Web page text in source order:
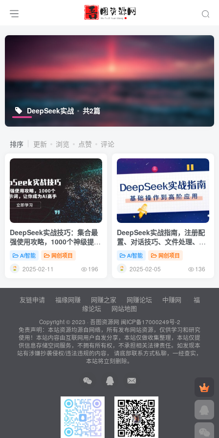
DeepSeek实战 共2篇
排序 更新 浏览 点赞 评论
DeepSeek实战技巧：集合最
强使用攻略，1000个神级提示
词，让你成为AI高手
AI智能 网创项目
2025-02-11 196
DeepSeek实战指南，注册配
置、对话技巧、文件处理、基
础操作到高阶应用
AI智能 网创项目
2025-02-05 136
友链申请 福缘网赚 网赚之家 网赚论坛 中赚网
福
缘论坛
网站地图
Copyright © 2023 · 吾图资源网 闽ICP备17000249号-2
免责声明：本站资源均源自网络，所有发布网站资源，仅供学习和研究
使用！本站内容由互联网用户自发分享，本站仅做收集整理，本站仅提
供信息存储空间服务，不拥有所有权，不承担相关法律责任。如发现本
站有涉嫌抄袭侵权/违法违规的内容， 请底部联系方式私聊，一经查实，
本站将立刻删除。